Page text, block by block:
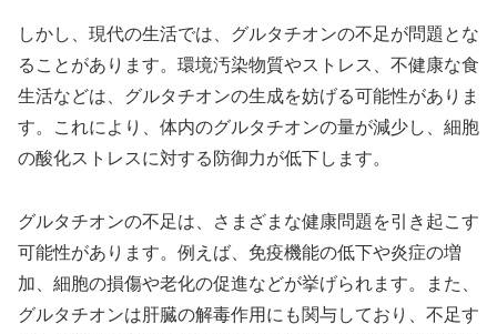
しかし、現代の生活では、グルタチオンの不足が問題とな
ることがあります。環境汚染物質やストレス、不健康な食
生活などは、グルタチオンの生成を妨げる可能性がありま
す。これにより、体内のグルタチオンの量が減少し、細胞
の酸化ストレスに対する防御力が低下します。
グルタチオンの不足は、さまざまな健康問題を引き起こす
可能性があります。例えば、免疫機能の低下や炎症の増
加、細胞の損傷や老化の促進などが挙げられます。また、
グルタチオンは肝臓の解毒作用にも関与しており、不足す